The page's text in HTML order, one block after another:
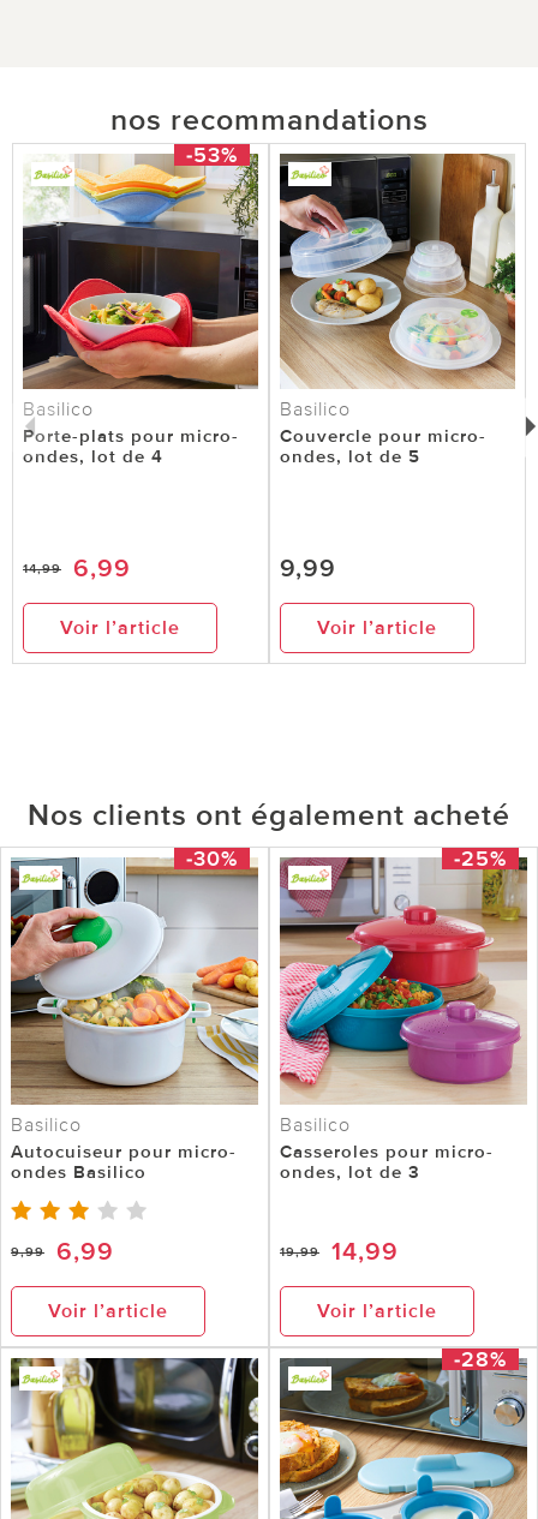
nos recommandations
-53%
Basilico
Porte-plats pour micro-
ondes, lot de 4
14,99 6,99
Voir l’article
Basilico
Couvercle pour micro-
ondes, lot de 5
9,99
Voir l’article
Nos clients ont également acheté
-30%
Basilico
Autocuiseur pour micro-
ondes Basilico
9,99 6,99
Voir l’article
-25%
Basilico
Casseroles pour micro-
ondes, lot de 3
19,99 14,99
Voir l’article
-28%